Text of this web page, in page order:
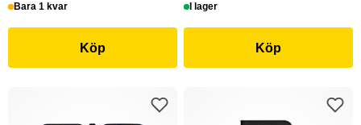
Bara 1 kvar
Köp
I lager
Köp